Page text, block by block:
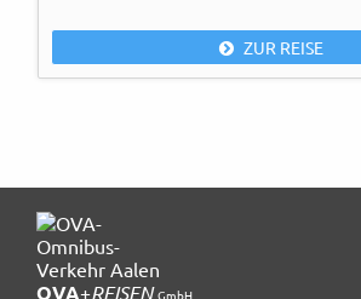
ZUR REISE
OVA+REISEN GmbH